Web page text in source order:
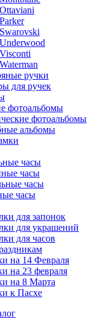
ручки
для ручек
фотоальбомы
фотоальбомы
альбомы
часы
часы
часы
часы
для запонок
для украшений
для часов
на 14 Февраля
на 23 февраля
на 8 Марта
к Пасхе